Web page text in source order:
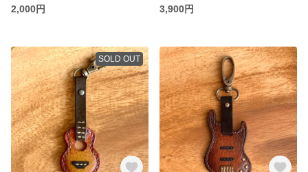
2,000円
3,900円
SOLD OUT